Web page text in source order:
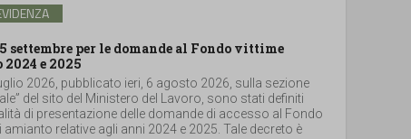
settembre per le domande al Fondo vittime
e 2025
2026, pubblicato ieri, 6 agosto 2026, sulla sezione
del sito del Ministero del Lavoro, sono stati definiti
di presentazione delle domande di accesso al Fondo
amianto relative agli anni 2024 e 2025. Tale decreto è